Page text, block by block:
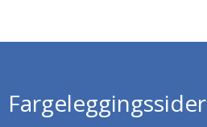
Fargeleggingssider